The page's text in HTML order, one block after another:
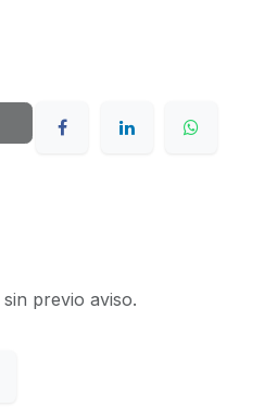
previo aviso.